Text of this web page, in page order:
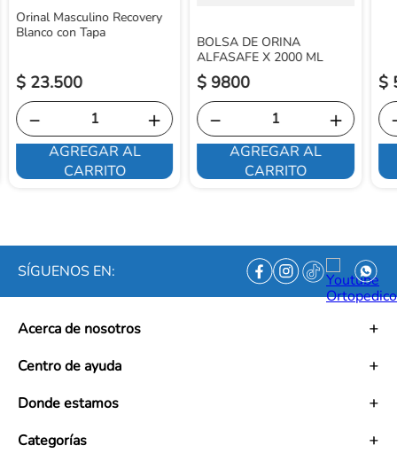
Orinal Masculino Recovery
Blanco con Tapa
$ 23.500
＋
－
AGREGAR AL
CARRITO
BOLSA DE ORINA
ALFASAFE X 2000 ML
$ 9800
＋
－
AGREGAR AL
CARRITO
$
SÍGUENOS EN:
Acerca de nosotros
Misión
Trabaja con nosotros
Ética empresarial
Centro de ayuda
Políticas de tratamiento de datos personales
PQRS y Garantías
Donde estamos
Mapa de tiendas
Contacto
Categorías